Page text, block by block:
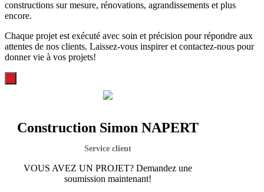
constructions sur mesure, rénovations, agrandissements et plus
encore.
Chaque projet est exécuté avec soin et précision pour répondre aux
attentes de nos clients. Laissez-vous inspirer et contactez-nous pour
donner vie à vos projets!
Construction Simon NAPERT
Service client
VOUS AVEZ UN PROJET? Demandez une
soumission maintenant!